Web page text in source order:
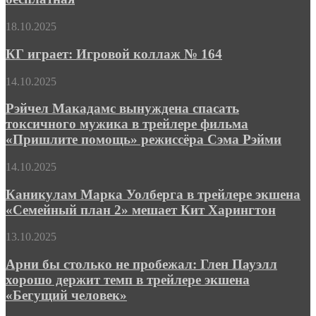
классики
жанра
Fantasy…
мобильная
условно-
КГ
Игровой
коллаж
№
164
18.10.2025
КГ играет: Игровой коллаж № 164
Рэйчел
вынуждена
токсичного
мужика
трейлере
«Пришлите
помощь»
Сэма
14.10.2025
Рэйчел Макадамс вынуждена спасать
токсичного мужика в трейлере фильма
«Пришлите помощь» режиссёра Сэма Рэйми
Каникулам
Уолберга
в
трейлере
«Семейный
2»
мешает
Кит
Харингтон
14.10.2025
Каникулам Марка Уолберга в трейлере экшена
«Семейный план 2» мешает Кит Харингтон
Арни
столько
не
пробежал:
Глен
13.10.2025
Арни бы столько не пробежал: Глен Пауэлл
хорошо держит темп в трейлере экшена
«Бегущий человек»